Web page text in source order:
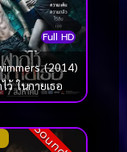
Full HD
(2014)
ว้ ในกายเธอ